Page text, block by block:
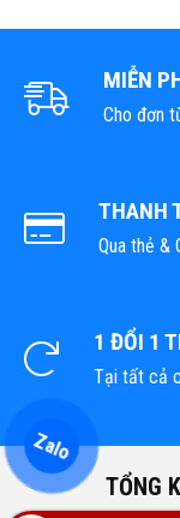
MIỄN
Cho đơn
THANH
Qua thẻ &
1 ĐỔI 1
Tại tất cả
TỔNG
Zalo